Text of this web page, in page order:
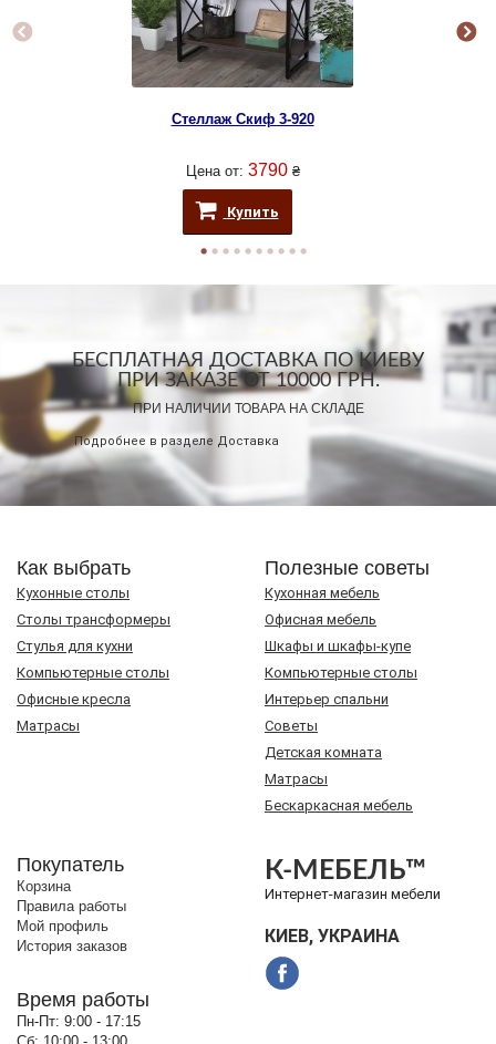
Стеллаж Скиф 3-920
Цена от: 3790 ₴
Купить
БЕСПЛАТНАЯ ДОСТАВКА ПО КИЕВУ
ПРИ ЗАКАЗЕ ОТ 10000 ГРН.
ПРИ НАЛИЧИИ ТОВАРА НА СКЛАДЕ
Подробнее в разделе Доставка
Как выбрать
Кухонные столы
Cтолы трансформеры
Стулья для кухни
Компьютерные столы
Офисные кресла
Матрасы
Полезные советы
Кухонная мебель
Офисная мебель
Шкафы и шкафы-купе
Компьютерные столы
Интерьер спальни
Советы
Детская комната
Матрасы
Бескаркасная мебель
Покупатель
Корзина
Правила работы
Мой профиль
История заказов
Время работы
Пн-Пт: 9:00 - 17:15
К-МЕБЕЛЬ™
Интернет-магазин мебели
КИЕВ, УКРАИНА